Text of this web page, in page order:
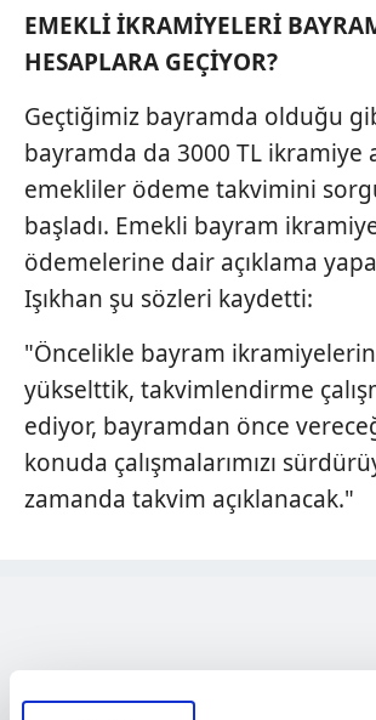
EMEKLİ İKRAMİYELERİ
HESAPLARA GEÇİYOR?
Geçtiğimiz bayramda olduğu
bayramda da 3000 TL ikramiye
emekliler ödeme takvimini
başladı. Emekli bayram
ödemelerine dair açıklama
Işıkhan şu sözleri kaydetti:
"Öncelikle bayram
yükselttik, takvimlendirme
ediyor, bayramdan önce
konuda çalışmalarımızı
zamanda takvim açıklanacak."